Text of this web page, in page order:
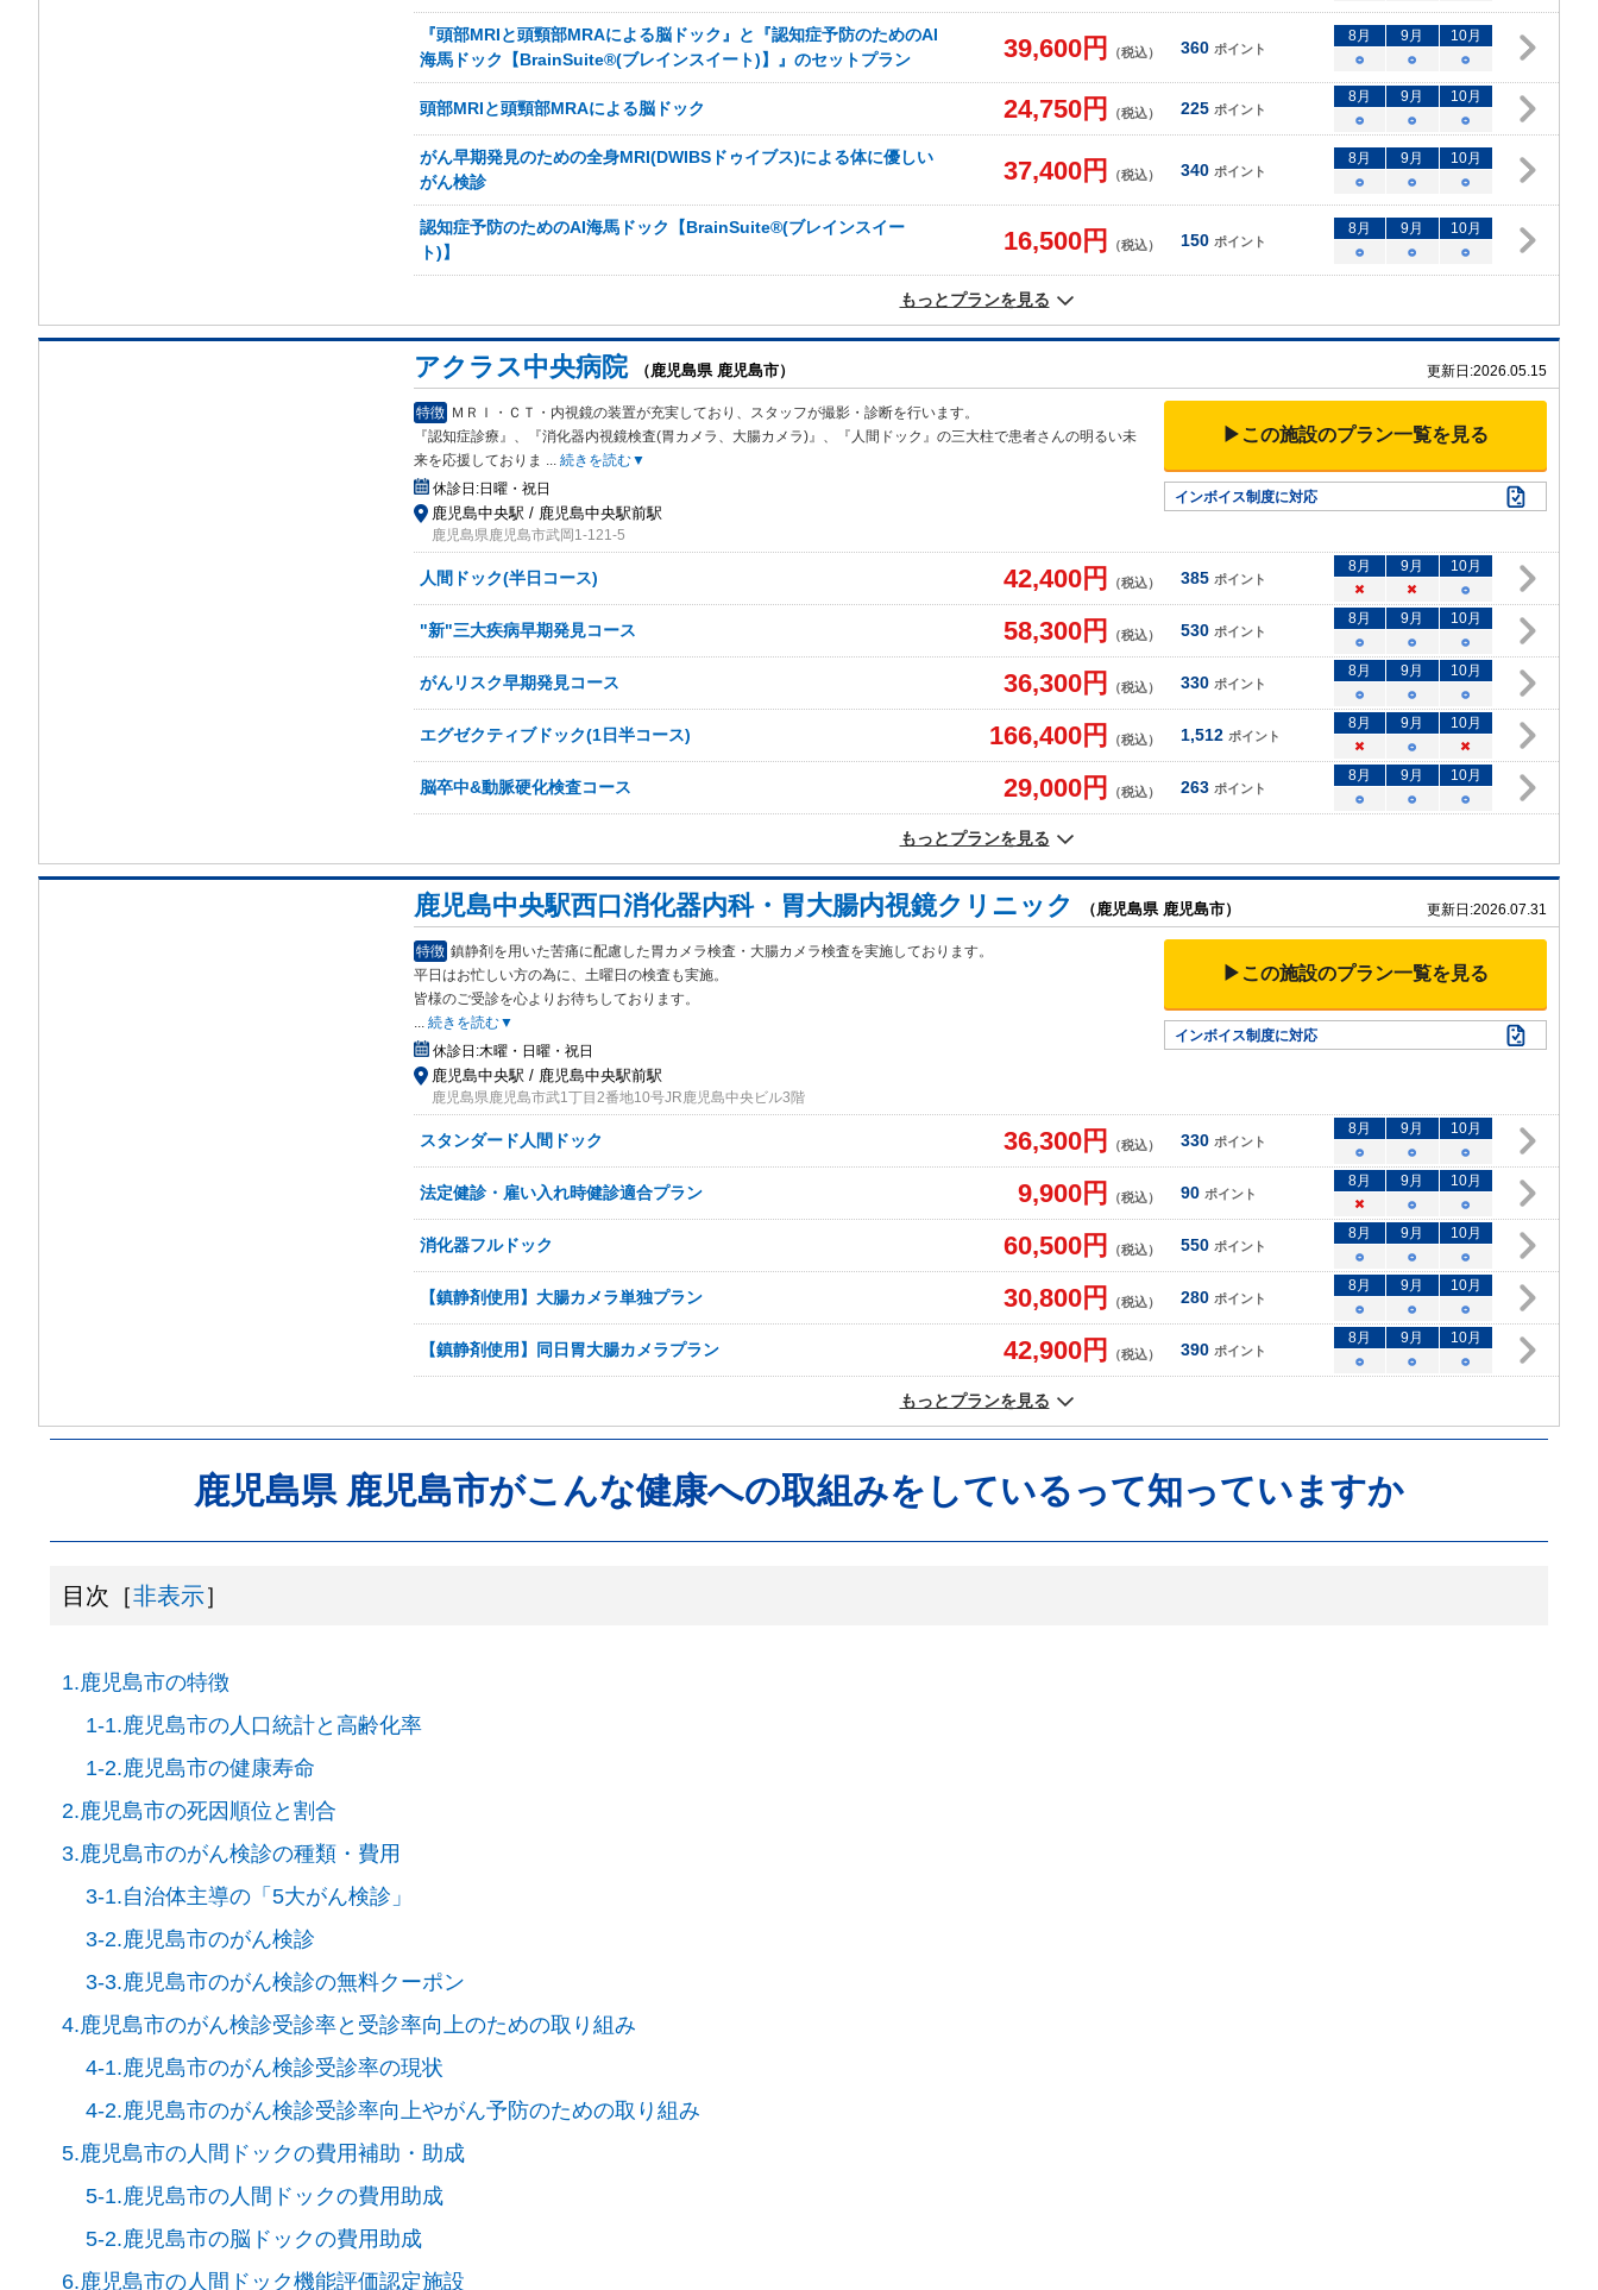
『頭部MRIと頭頸部MRAによる脳ドック』と『認知症予防のためのAI
海馬ドック【BrainSuite®️(ブレインスイート)】』のセットプラン
39,600円 （税込） 360 ポイント
8月 9月 10月
○
○ ○
頭部MRIと頭頸部MRAによる脳ドック 24,750円 （税込） 225 ポイント
8月 9月 10月
○
○ ○
がん早期発見のための全身MRI(DWIBSドゥイブス)による体に優しい
がん検診
37,400円 （税込） 340 ポイント
8月 9月 10月
○
○ ○
認知症予防のためのAI海馬ドック【BrainSuite®️(ブレインスイー
ト)】
16,500円 （税込） 150 ポイント
8月 9月 10月
○
○ ○
もっとプランを見る
アクラス中央病院 （鹿児島県 鹿児島市） 更新日:2026.05.15
特徴 ＭＲＩ・ＣＴ・内視鏡の装置が充実しており、スタッフが撮影・診断を行います。
『認知症診療』、『消化器内視鏡検査(胃カメラ、大腸カメラ)』、『人間ドック』の三大柱で患者さんの明るい未
来を応援しておりま ... 続きを読む▼
休診日:日曜・祝日
鹿児島中央駅 / 鹿児島中央駅前駅
鹿児島県鹿児島市武岡1-121-5
▶この施設のプラン一覧を見る
インボイス制度に対応
人間ドック(半日コース) 42,400円 （税込） 385 ポイント
8月 9月 10月
×
× ○
"新"三大疾病早期発見コース 58,300円 （税込） 530 ポイント
8月 9月 10月
○
○ ○
がんリスク早期発見コース 36,300円 （税込） 330 ポイント
8月 9月 10月
○
○ ○
エグゼクティブドック(1日半コース) 166,400円 （税込） 1,512 ポイント
8月 9月 10月
×
○ ×
脳卒中&動脈硬化検査コース 29,000円 （税込） 263 ポイント
8月 9月 10月
○
○ ○
もっとプランを見る
鹿児島中央駅西口消化器内科・胃大腸内視鏡クリニック （鹿児島県 鹿児島市） 更新日:2026.07.31
特徴 鎮静剤を用いた苦痛に配慮した胃カメラ検査・大腸カメラ検査を実施しております。
平日はお忙しい方の為に、土曜日の検査も実施。
皆様のご受診を心よりお待ちしております。
... 続きを読む▼
休診日:木曜・日曜・祝日
鹿児島中央駅 / 鹿児島中央駅前駅
鹿児島県鹿児島市武1丁目2番地10号JR鹿児島中央ビル3階
▶この施設のプラン一覧を見る
インボイス制度に対応
スタンダード人間ドック 36,300円 （税込） 330 ポイント
8月 9月 10月
○
○ ○
法定健診・雇い入れ時健診適合プラン 9,900円 （税込） 90 ポイント
8月 9月 10月
×
○ ○
消化器フルドック 60,500円 （税込） 550 ポイント
8月 9月 10月
○
○ ○
【鎮静剤使用】大腸カメラ単独プラン 30,800円 （税込） 280 ポイント
8月 9月 10月
○
○ ○
【鎮静剤使用】同日胃大腸カメラプラン 42,900円 （税込） 390 ポイント
8月 9月 10月
○
○ ○
もっとプランを見る
鹿児島県 鹿児島市がこんな健康への取組みをしているって知っていますか
目次［非表示］
1.鹿児島市の特徴
1-1.鹿児島市の人口統計と高齢化率
1-2.鹿児島市の健康寿命
2.鹿児島市の死因順位と割合
3.鹿児島市のがん検診の種類・費用
3-1.自治体主導の「5大がん検診」
3-2.鹿児島市のがん検診
3-3.鹿児島市のがん検診の無料クーポン
4.鹿児島市のがん検診受診率と受診率向上のための取り組み
4-1.鹿児島市のがん検診受診率の現状
4-2.鹿児島市のがん検診受診率向上やがん予防のための取り組み
5.鹿児島市の人間ドックの費用補助・助成
5-1.鹿児島市の人間ドックの費用助成
5-2.鹿児島市の脳ドックの費用助成
6.鹿児島市の人間ドック機能評価認定施設